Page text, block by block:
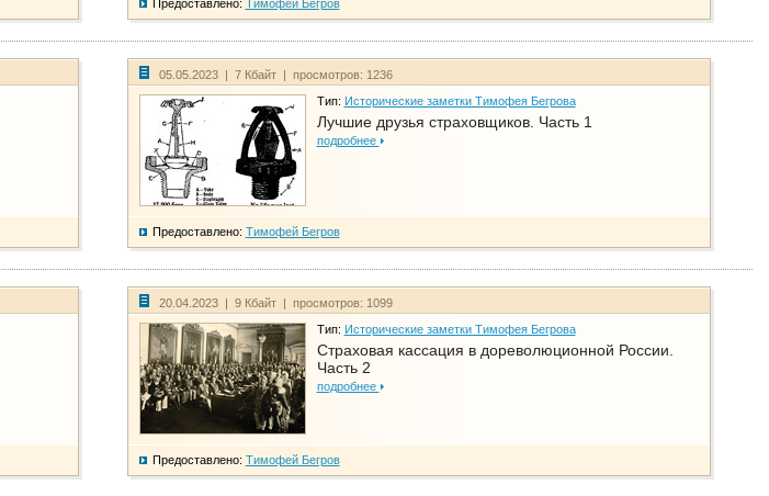
Предоставлено: Тимофей Бегров
05.05.2023 | 7 Кбайт | просмотров: 1236
Тип: Исторические заметки Тимофея Бегрова
Лучшие друзья страховщиков. Часть 1
подробнее
Предоставлено: Тимофей Бегров
20.04.2023 | 9 Кбайт | просмотров: 1099
Тип: Исторические заметки Тимофея Бегрова
Страховая кассация в дореволюционной России.
Часть 2
подробнее
Предоставлено: Тимофей Бегров